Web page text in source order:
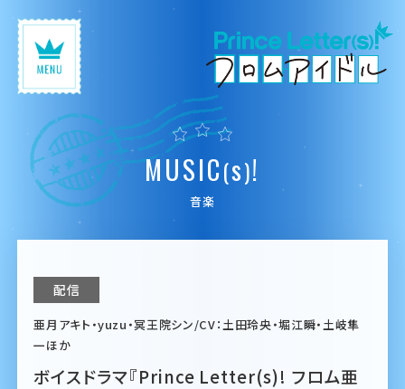
MUSIC(s)!
音楽
配信
亜月アキト・yuzu・冥王院シン/CV：土田玲央・堀江瞬・土岐隼
一ほか
ボイスドラマ『Prince Letter(s)! フロム亜